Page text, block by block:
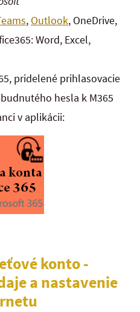
, Outlook, OneDrive,
Word, Excel,
pridelené prihlasovacie
hesla k M365
v aplikácii:
konto -
a nastavenie